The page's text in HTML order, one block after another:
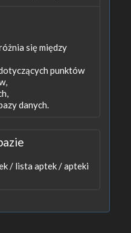
się między
punktów
danych.
/ lista aptek /apteki